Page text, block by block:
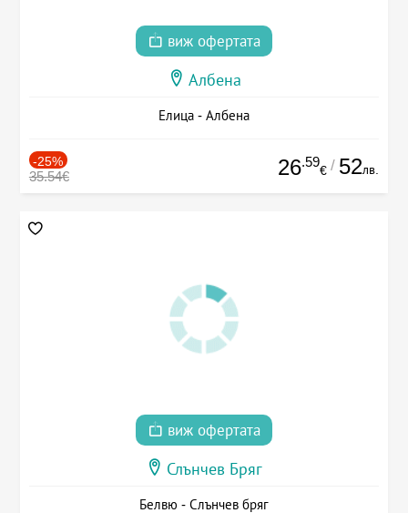
виж офертата
Албена
Елица - Албена
-25%
35.54€ 26.59
€ / 52лв.
виж офертата
Слънчев Бряг
Белвю - Слънчев бряг